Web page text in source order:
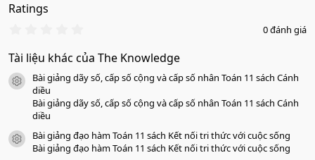
Ratings
0
0
a
0 đánh giá
Tài liệu khác của The Knowledge
icon tài liệu
Bài giảng dãy số, cấp số cộng và cấp số nhân Toán 11 sách Cánh
diều
Bài giảng dãy số, cấp số cộng và cấp số nhân Toán 11 sách Cánh
diều
icon tài liệu
Bài giảng đạo hàm Toán 11 sách Kết nối tri thức với cuộc sống
Bài giảng đạo hàm Toán 11 sách Kết nối tri thức với cuộc sống